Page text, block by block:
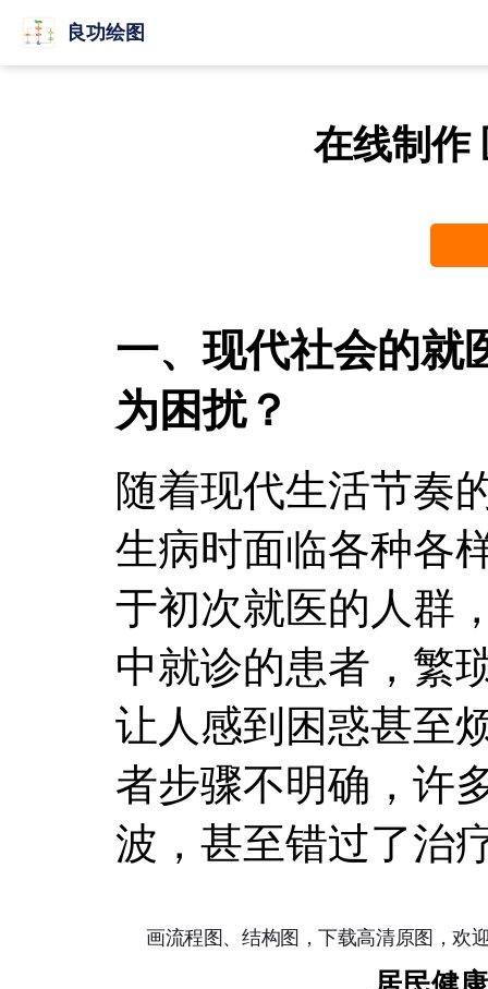
良功绘图
在线制作
一、现代社会的就
为困扰？
随着现代生活节奏
生病时面临各种各
于初次就医的人群
中就诊的患者，繁
让人感到困惑甚至
者步骤不明确，许
波，甚至错过了治